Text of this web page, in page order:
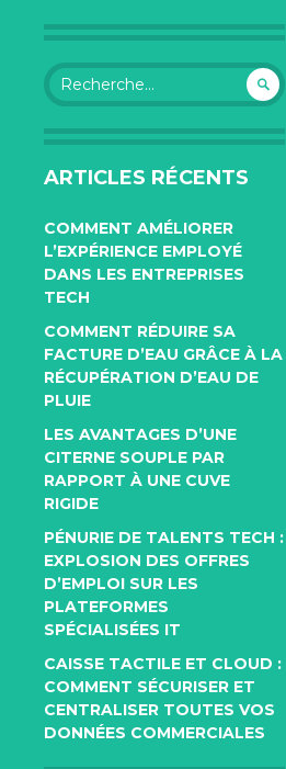
Rechercher :
ARTICLES RÉCENTS
COMMENT AMÉLIORER
L’EXPÉRIENCE EMPLOYÉ
DANS LES ENTREPRISES
TECH
COMMENT RÉDUIRE SA
FACTURE D’EAU GRÂCE À LA
RÉCUPÉRATION D’EAU DE
PLUIE
LES AVANTAGES D’UNE
CITERNE SOUPLE PAR
RAPPORT À UNE CUVE
RIGIDE
PÉNURIE DE TALENTS TECH :
EXPLOSION DES OFFRES
D’EMPLOI SUR LES
PLATEFORMES
SPÉCIALISÉES IT
CAISSE TACTILE ET CLOUD :
COMMENT SÉCURISER ET
CENTRALISER TOUTES VOS
DONNÉES COMMERCIALES